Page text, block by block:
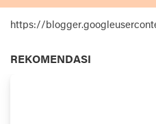
https://
REKOMENDASI